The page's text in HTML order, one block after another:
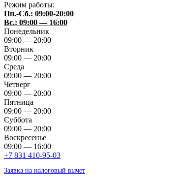
Режим работы:
Пн.-Сб.: 09:00-20:00
Вс.: 09:00 — 16:00
Понедельник
09:00 — 20:00
Вторник
09:00 — 20:00
Среда
09:00 — 20:00
Четверг
09:00 — 20:00
Пятница
09:00 — 20:00
Суббота
09:00 — 20:00
Воскресенье
09:00 — 16:00
+7 831 410-95-03
Заявка на налоговый вычет